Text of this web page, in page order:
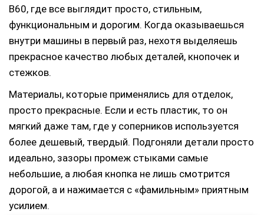
В60, где все выглядит просто, стильным,
функциональным и дорогим. Когда оказываешься
внутри машины в первый раз, нехотя выделяешь
прекрасное качество любых деталей, кнопочек и
стежков.
Материалы, которые применялись для отделок,
просто прекрасные. Если и есть пластик, то он
мягкий даже там, где у соперников используется
более дешевый, твердый. Подгоняли детали просто
идеально, зазоры промеж стыками самые
небольшие, а любая кнопка не лишь смотрится
дорогой, а и нажимается с «фамильным» приятным
усилием.